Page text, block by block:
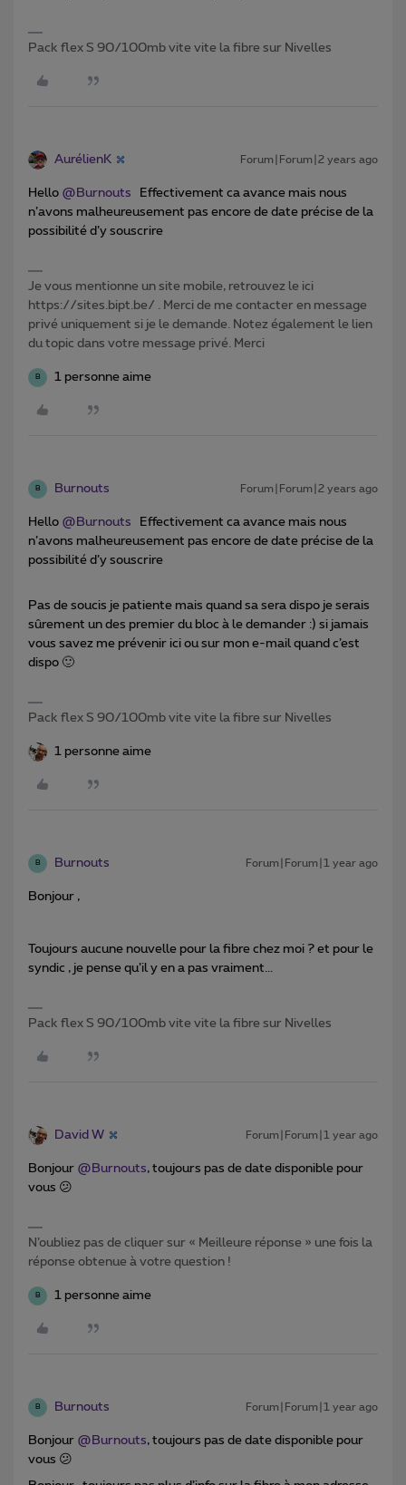
Pack flex S 90/100mb vite vite la fibre sur Nivelles
AurélienK Forum|Forum|2 years ago
Hello @Burnouts Effectivement ca avance mais nous
n’avons malheureusement pas encore de date précise de la
possibilité d’y souscrire
Je vous mentionne un site mobile, retrouvez le ici
https://sites.bipt.be/ . Merci de me contacter en message
privé uniquement si je le demande. Notez également le lien
du topic dans votre message privé. Merci
B 1 personne aime
B Burnouts Forum|Forum|2 years ago
Hello @Burnouts Effectivement ca avance mais nous
n’avons malheureusement pas encore de date précise de la
possibilité d’y souscrire
Pas de soucis je patiente mais quand sa sera dispo je serais
sûrement un des premier du bloc à le demander :) si jamais
vous savez me prévenir ici ou sur mon e-mail quand c’est
dispo 🙂
Pack flex S 90/100mb vite vite la fibre sur Nivelles
1 personne aime
B Burnouts Forum|Forum|1 year ago
Bonjour ,
Toujours aucune nouvelle pour la fibre chez moi ? et pour le
syndic , je pense qu’il y en a pas vraiment...
Pack flex S 90/100mb vite vite la fibre sur Nivelles
David W Forum|Forum|1 year ago
Bonjour ​ @Burnouts, toujours pas de date disponible pour
vous 😕
N’oubliez pas de cliquer sur « Meilleure réponse » une fois la
réponse obtenue à votre question !
B 1 personne aime
B Burnouts Forum|Forum|1 year ago
Bonjour ​ @Burnouts, toujours pas de date disponible pour
vous 😕